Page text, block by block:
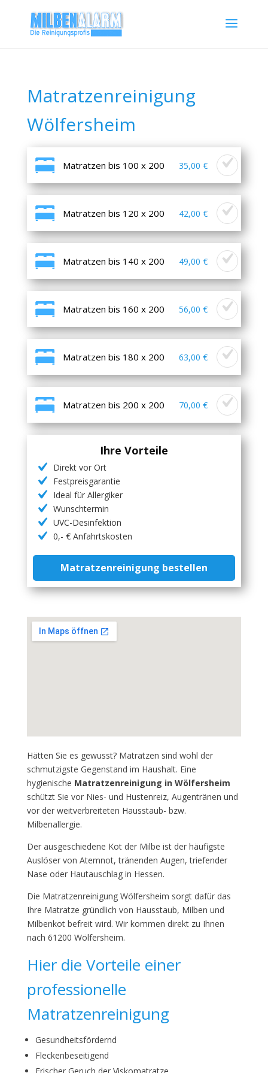
Matratzenreinigung
Wölfersheim
Matratzen bis 100 x 200 35,00 €
Matratzen bis 120 x 200 42,00 €
Matratzen bis 140 x 200 49,00 €
Matratzen bis 160 x 200 56,00 €
Matratzen bis 180 x 200 63,00 €
Matratzen bis 200 x 200 70,00 €
Ihre Vorteile
Direkt vor Ort
Festpreisgarantie
Ideal für Allergiker
Wunschtermin
UVC-Desinfektion
0,- € Anfahrtskosten
Matratzenreinigung bestellen
Hätten Sie es gewusst? Matratzen sind wohl der
schmutzigste Gegenstand im Haushalt. Eine
hygienische Matratzenreinigung in Wölfersheim
schützt Sie vor Nies- und Hustenreiz, Augentränen und
vor der weitverbreiteten Hausstaub- bzw.
Milbenallergie.
Der ausgeschiedene Kot der Milbe ist der häufigste
Auslöser von Atemnot, tränenden Augen, triefender
Nase oder Hautauschlag in Hessen.
Die Matratzenreinigung Wölfersheim sorgt dafür das
Ihre Matratze gründlich von Hausstaub, Milben und
Milbenkot befreit wird. Wir kommen direkt zu Ihnen
nach 61200 Wölfersheim.
Hier die Vorteile einer
professionelle
Matratzenreinigung
Gesundheitsfördernd
Fleckenbeseitigend